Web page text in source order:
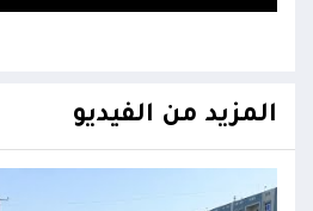
المزيد من الفيديو